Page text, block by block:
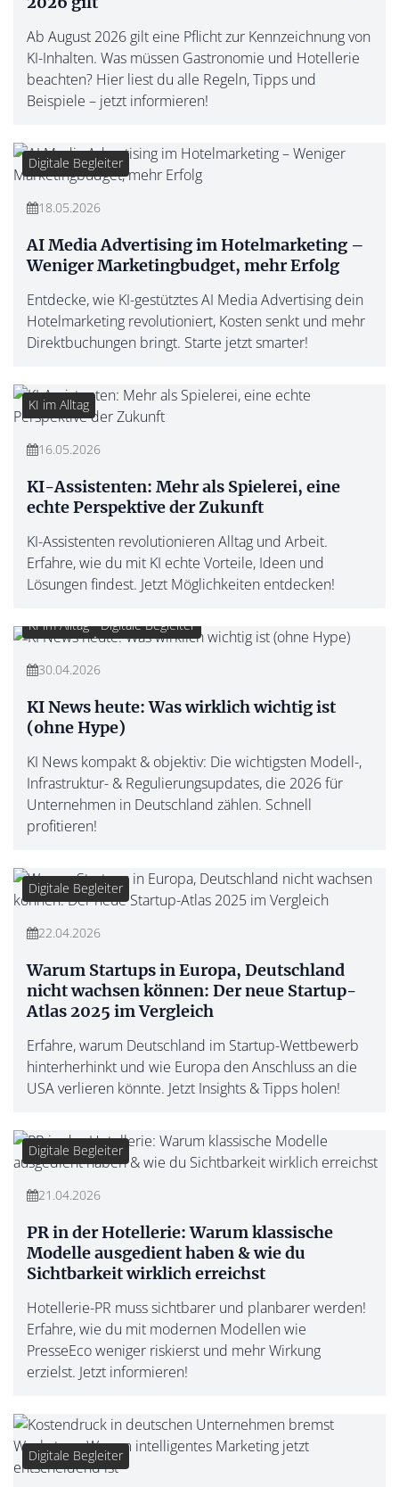
Ab August 2026 gilt eine Pflicht zur Kennzeichnung von
KI-Inhalten. Was müssen Gastronomie und Hotellerie
beachten? Hier liest du alle Regeln, Tipps und
Beispiele – jetzt informieren!
Digitale Begleiter
18.05.2026
AI Media Advertising im Hotelmarketing –
Weniger Marketingbudget, mehr Erfolg
Entdecke, wie KI-gestütztes AI Media Advertising dein
Hotelmarketing revolutioniert, Kosten senkt und mehr
Direktbuchungen bringt. Starte jetzt smarter!
KI im Alltag
16.05.2026
KI-Assistenten: Mehr als Spielerei, eine
echte Perspektive der Zukunft
KI-Assistenten revolutionieren Alltag und Arbeit.
Erfahre, wie du mit KI echte Vorteile, Ideen und
Lösungen findest. Jetzt Möglichkeiten entdecken!
KI im Alltag Digitale Begleiter
30.04.2026
KI News heute: Was wirklich wichtig ist
(ohne Hype)
KI News kompakt & objektiv: Die wichtigsten Modell-,
Infrastruktur- & Regulierungsupdates, die 2026 für
Unternehmen in Deutschland zählen. Schnell
profitieren!
Digitale Begleiter
22.04.2026
Warum Startups in Europa, Deutschland
nicht wachsen können: Der neue Startup-
Atlas 2025 im Vergleich
Erfahre, warum Deutschland im Startup-Wettbewerb
hinterherhinkt und wie Europa den Anschluss an die
USA verlieren könnte. Jetzt Insights & Tipps holen!
Digitale Begleiter
21.04.2026
PR in der Hotellerie: Warum klassische
Modelle ausgedient haben & wie du
Sichtbarkeit wirklich erreichst
Hotellerie-PR muss sichtbarer und planbarer werden!
Erfahre, wie du mit modernen Modellen wie
PresseEco weniger riskierst und mehr Wirkung
erzielst. Jetzt informieren!
Digitale Begleiter